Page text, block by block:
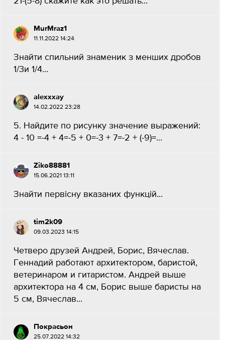
MurMraz1
11.11.2022 14:24
Знайти спильний знаменик з менших дробов
1/3и 1/4...
alexxxay
14.02.2022 23:28
5. Найдите по рисунку значение выражений:
4 - 10 =-4 + 4=-5 + 0=-3 + 7=-2 + (-9)=​...
Ziko88881
15.06.2021 13:11
Знайти первісну вказаних функцій...
tim2k09
09.03.2023 14:15
Четверо друзей Андрей, Борис, Вячеслав.
Геннадий работают архитектором, баристой,
ветеринаром и гитаристом. Андрей выше
архитектора на 4 см, Борис выше баристы на
5 см, Вячеслав...
Покрасьон
25.07.2022 14:32